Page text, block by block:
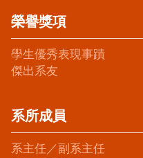
榮譽獎項
學生優秀表現事蹟
傑出系友
系所成員
系主任／副系主任